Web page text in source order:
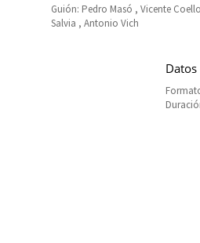
Guión: Pedro Masó , Vicente
Salvia , Antonio Vich